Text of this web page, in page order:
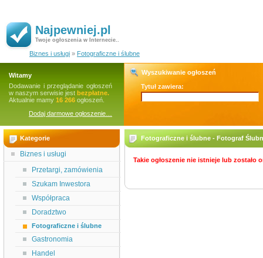
Najpewniej.pl
Twoje ogłoszenia w Internecie..
Biznes i usługi » Fotograficzne i ślubne
Witamy
Dodawanie i przeglądanie ogłoszeń
w naszym serwisie jest bezpłatne.
Aktualnie mamy 16 266 ogłoszeń.
Dodaj darmowe ogłoszenie…
Wyszukiwanie ogłoszeń
Tytuł zawiera:
Kategorie
Biznes i usługi
Przetargi, zamówienia
Szukam Inwestora
Współpraca
Doradztwo
Fotograficzne i ślubne
Gastronomia
Handel
Fotograficzne i ślubne - Fotograf
Takie ogłoszenie nie istnieje lub zostało